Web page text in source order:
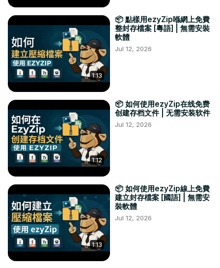
1:13
📦 點樣用ezyZip喺網上免費
整封存檔案 [粵語] | 無需安裝
軟體
Jul 12, 2026
1:12
📦 如何使用ezyZip在线免费
创建存档文件 | 无需安装软件
Jul 12, 2026
1:13
📦 如何使用ezyZip線上免費
建立封存檔案 [國語] | 無需安
裝軟體
Jul 12, 2026